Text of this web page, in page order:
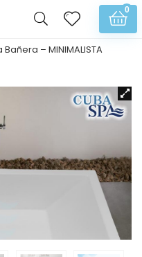
0
Bañera – MINIMALISTA